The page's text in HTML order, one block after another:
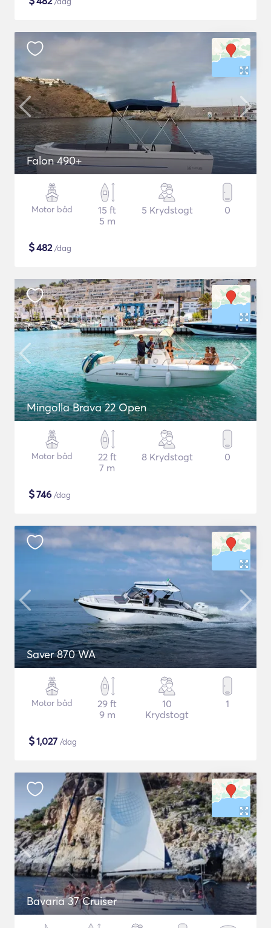
Falon 490+
Motor båd
15 ft
5 m
5 Krydstogt 0
$482/dag
Mingolla Brava 22 Open
Motor båd
22 ft
7 m
8 Krydstogt 0
$746 /dag
Saver 870 WA
Motor båd
29 ft
9 m
10
Krydstogt
1
$1,027 /dag
Bavaria 37 Cruiser